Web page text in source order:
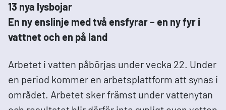
13 nya lysbojar
En ny enslinje med två ensfyrar – en ny fyr i
vattnet och en på land
Arbetet i vatten påbörjas under vecka 22. Under
en period kommer en arbetsplattform att synas i
området. Arbetet sker främst under vattenytan